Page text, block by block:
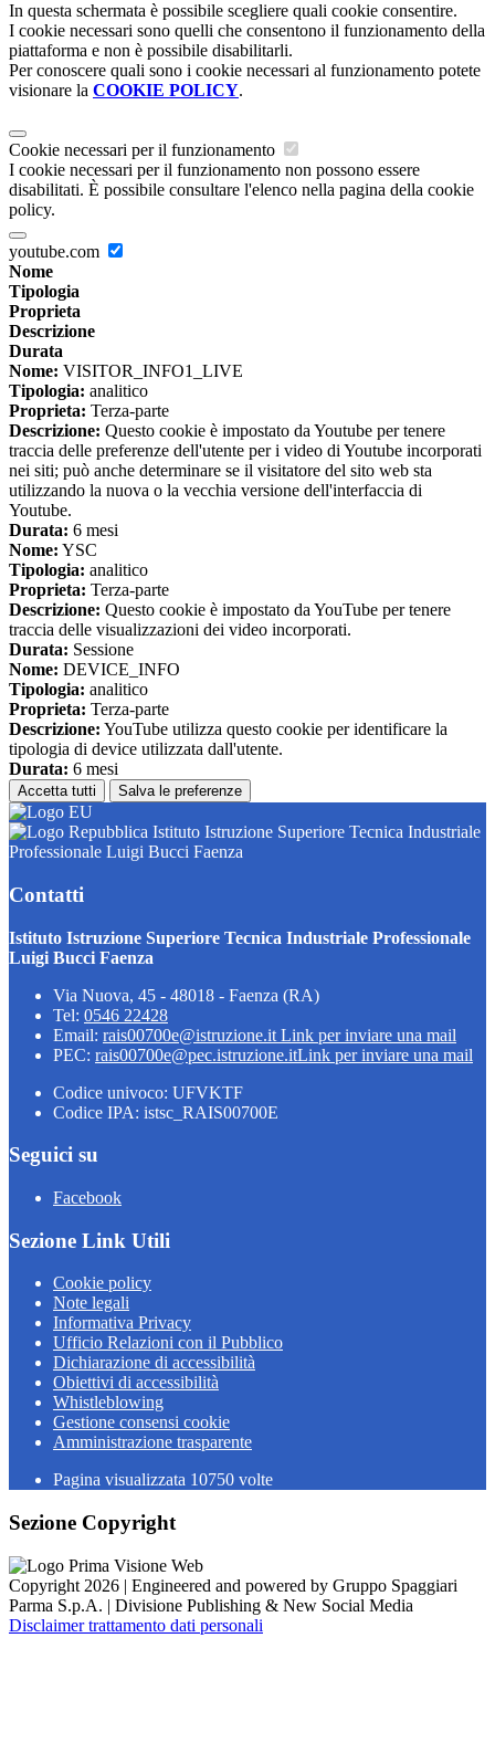
In questa schermata è possibile scegliere quali cookie consentire.
I cookie necessari sono quelli che consentono il funzionamento della
piattaforma e non è possibile disabilitarli.
Per conoscere quali sono i cookie necessari al funzionamento potete
visionare la COOKIE POLICY.
Cookie necessari per il funzionamento
I cookie necessari per il funzionamento non possono essere
disabilitati. È possibile consultare l'elenco nella pagina della cookie
policy.
youtube.com
Nome
Tipologia
Proprieta
Descrizione
Durata
Nome: VISITOR_INFO1_LIVE
Tipologia: analitico
Proprieta: Terza-parte
Descrizione: Questo cookie è impostato da Youtube per tenere
traccia delle preferenze dell'utente per i video di Youtube incorporati
nei siti; può anche determinare se il visitatore del sito web sta
utilizzando la nuova o la vecchia versione dell'interfaccia di
Youtube.
Durata: 6 mesi
Nome: YSC
Tipologia: analitico
Proprieta: Terza-parte
Descrizione: Questo cookie è impostato da YouTube per tenere
traccia delle visualizzazioni dei video incorporati.
Durata: Sessione
Nome: DEVICE_INFO
Tipologia: analitico
Proprieta: Terza-parte
Descrizione: YouTube utilizza questo cookie per identificare la
tipologia di device utilizzata dall'utente.
Durata: 6 mesi
Accetta tutti Salva le preferenze
Istituto Istruzione Superiore Tecnica Industriale
Professionale Luigi Bucci Faenza
Contatti
Istituto Istruzione Superiore Tecnica Industriale Professionale
Luigi Bucci Faenza
Via Nuova, 45 - 48018 - Faenza (RA)
Tel: 0546 22428
Email: rais00700e@istruzione.it Link per inviare una mail
PEC: rais00700e@pec.istruzione.itLink per inviare una mail
Codice univoco: UFVKTF
Codice IPA: istsc_RAIS00700E
Seguici su
Facebook
Sezione Link Utili
Cookie policy
Note legali
Informativa Privacy
Ufficio Relazioni con il Pubblico
Dichiarazione di accessibilità
Obiettivi di accessibilità
Whistleblowing
Gestione consensi cookie
Amministrazione trasparente
Pagina visualizzata 10750 volte
Sezione Copyright
Copyright 2026 | Engineered and powered by Gruppo Spaggiari
Parma S.p.A. | Divisione Publishing & New Social Media
Disclaimer trattamento dati personali